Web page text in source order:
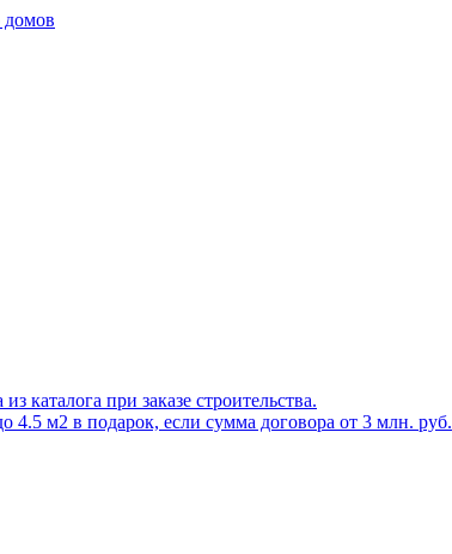
домов
каталога при заказе строительства.
4.5 м2 в подарок, если сумма договора от 3 млн. руб.